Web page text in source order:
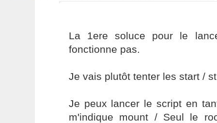
La 1ere soluce pour le
fonctionne pas.
Je vais plutôt tenter les start /
Je peux lancer le script en
m'indique mount / Seul le